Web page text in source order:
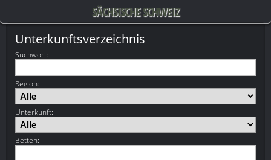
SÄCHSISCHE SCHWEIZ
Unterkunftsverzeichnis
Suchwort:
Region:
Unterkunft:
Betten: